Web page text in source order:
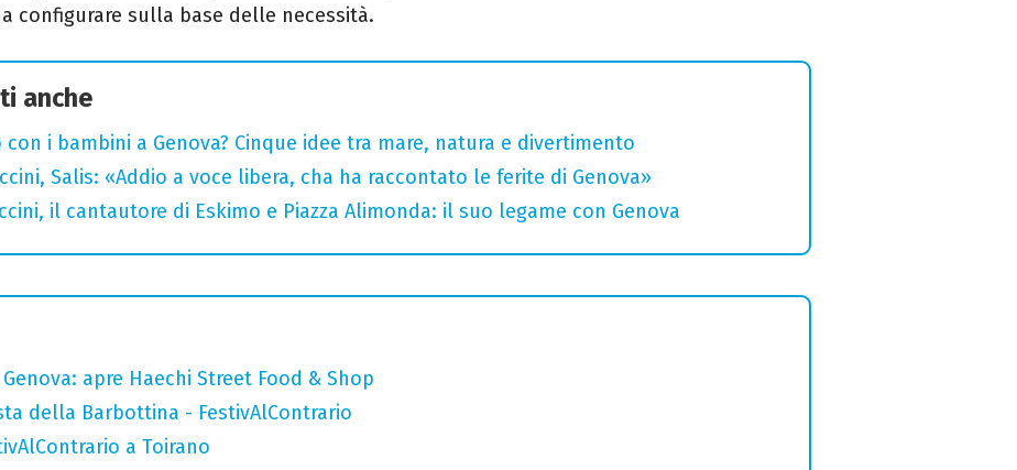
configurare sulla base delle necessità.
anche
con i bambini a Genova? Cinque idee tra mare, natura e divertimento
Salis: «Addio a voce libera, cha ha raccontato le ferite di Genova»
il cantautore di Eskimo e Piazza Alimonda: il suo legame con Genova
apre Haechi Street Food & Shop
della Barbottina - FestivAlContrario
a Toirano